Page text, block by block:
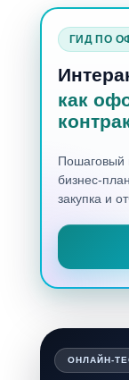
ГИД ПО
как
Пошаговый
бизнес-
закупка и
ОНЛАЙН-